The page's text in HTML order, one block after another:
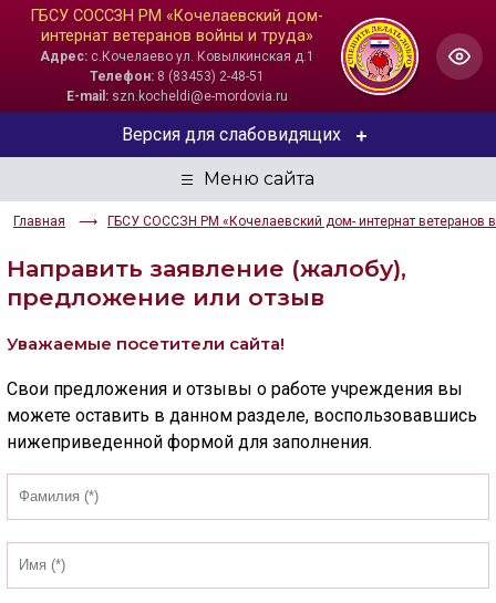
ГБСУ СОССЗН РМ «Кочелаевский дом-
интернат ветеранов войны и труда»
Адрес: с.Кочелаево ул. Ковылкинская д.1
Телефон: 8 (83453) 2-48-51
E-mail: szn.kocheldi@e-mordovia.ru
Главная ГБСУ СОССЗН РМ «Кочелаевский дом- интернат ветеранов
Версия для слабовидящих
ЦВЕТОВАЯ СХЕМА
Aa Aa Aa
РАЗМЕР ТЕКСТА
ИЗОБРАЖЕНИЯ
Скрыть Ч/б
Направить заявление (жалобу),
предложение или отзыв
Уважаемые посетители сайта!
Свои предложения и отзывы о работе учреждения вы
можете оставить в данном разделе, воспользовавшись
нижеприведенной формой для заполнения.